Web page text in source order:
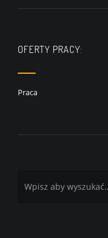
OFERTY PRACY:
Praca